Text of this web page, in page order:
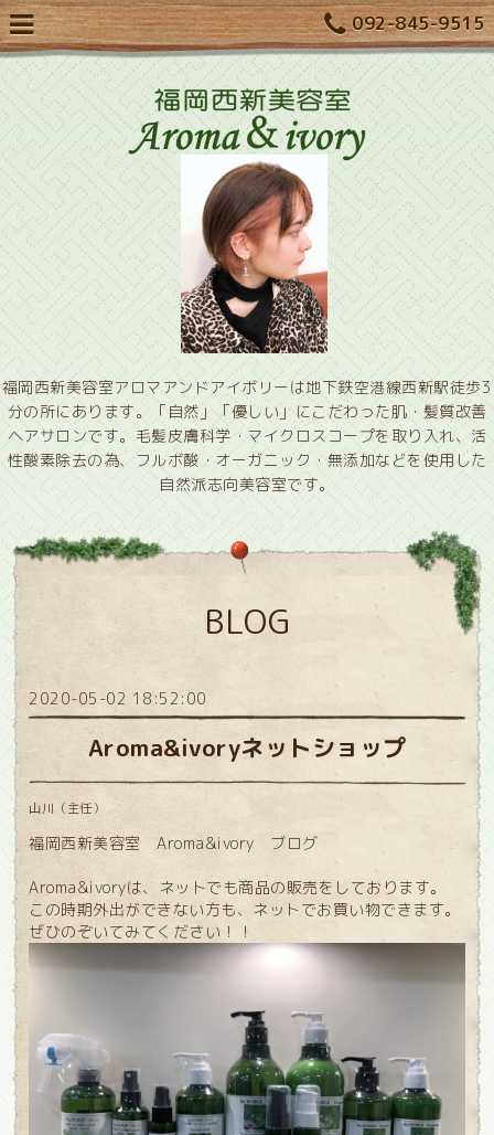
092-845-9515
福岡西新美容室アロマアンドアイボリーは地下鉄空港線西新駅徒歩3
分の所にあります。「自然」「優しい」にこだわった肌・髪質改善
ヘアサロンです。毛髪皮膚科学・マイクロスコープを取り入れ、活
性酸素除去の為、フルボ酸・オーガニック・無添加などを使用した
自然派志向美容室です。
BLOG
2020-05-02 18:52:00
Aroma&ivoryネットショップ
山川（主任）
福岡西新美容室 Aroma&ivory ブログ
Aroma&ivoryは、ネットでも商品の販売をしております。
この時期外出ができない方も、ネットでお買い物できます。
ぜひのぞいてみてください！！